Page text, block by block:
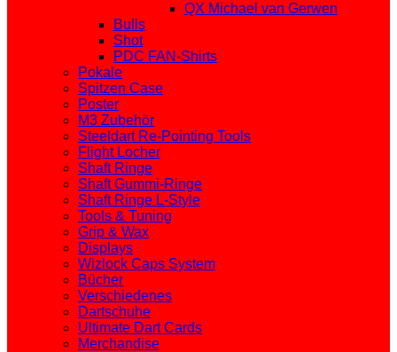
QX Michael van Gerwen
Bulls
Shot
PDC FAN-Shirts
Pokale
Spitzen Case
Poster
M3 Zubehör
Steeldart Re-Pointing Tools
Flight Locher
Shaft Ringe
Shaft Gummi-Ringe
Shaft Ringe L-Style
Tools & Tuning
Grip & Wax
Displays
Wizlock Caps System
Bücher
Verschiedenes
Dartschuhe
Ultimate Dart Cards
Merchandise